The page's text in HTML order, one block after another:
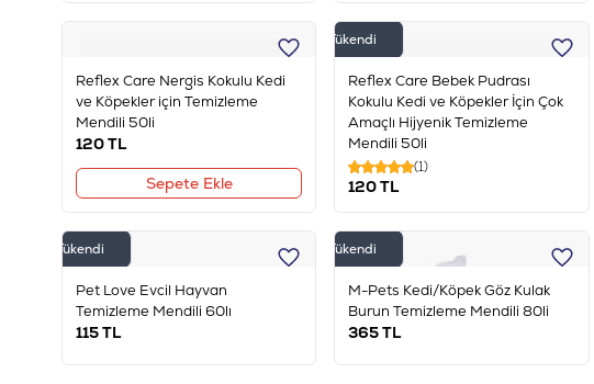
Reflex Care Nergis Kokulu Kedi
ve Köpekler için Temizleme
Mendili 50li
120TL
Sepete Ekle
Tükendi
Reflex Care Bebek Pudrası
Kokulu Kedi ve Köpekler İçin Çok
Amaçlı Hijyenik Temizleme
Mendili 50li
(1)
120TL
Tükendi
Pet Love Evcil Hayvan
Temizleme Mendili 60lı
115TL
Tükendi
M-Pets Kedi/Köpek Göz Kulak
Burun Temizleme Mendili 80li
365TL